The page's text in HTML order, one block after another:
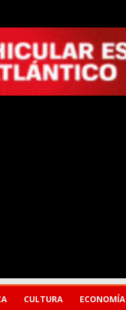
CULTURA ECONOMÍA